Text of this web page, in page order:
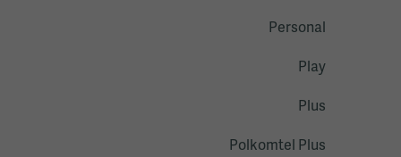
Personal
Play
Plus
Polkomtel Plus